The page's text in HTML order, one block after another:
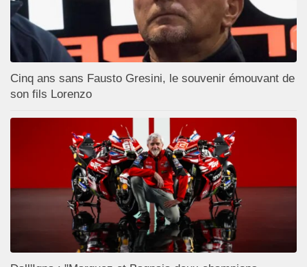
Cinq ans sans Fausto Gresini, le souvenir émouvant de
son fils Lorenzo